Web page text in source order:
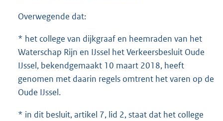
Overwegende dat:
* het college van dijkgraaf en heemraden van het
Waterschap Rijn en IJssel het Verkeersbesluit Oude
IJssel, bekendgemaakt 10 maart 2018, heeft
genomen met daarin regels omtrent het varen op de
Oude IJssel.
* in dit besluit, artikel 7, lid 2, staat dat het college